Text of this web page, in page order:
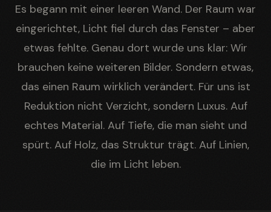
Es begann mit einer leeren Wand. Der Raum war
eingerichtet, Licht fiel durch das Fenster – aber
etwas fehlte. Genau dort wurde uns klar: Wir
brauchen keine weiteren Bilder. Sondern etwas,
das einen Raum wirklich verändert. Für uns ist
Reduktion nicht Verzicht, sondern Luxus. Auf
echtes Material. Auf Tiefe, die man sieht und
spürt. Auf Holz, das Struktur trägt. Auf Linien,
die im Licht leben.